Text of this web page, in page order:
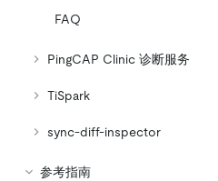
FAQ
PingCAP Clinic 诊断服务
TiSpark
sync-diff-inspector
参考指南